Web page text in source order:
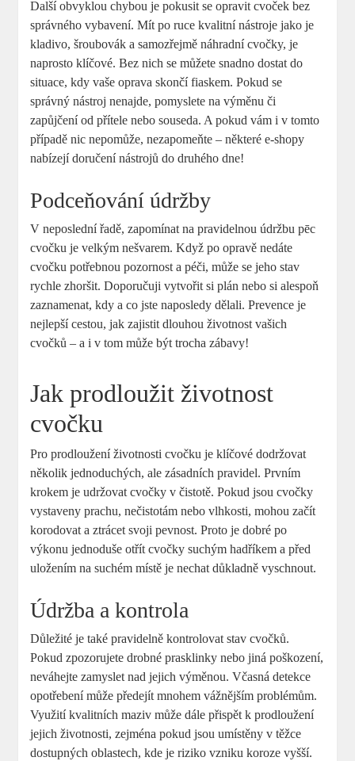
Další obvyklou chybou je pokusit se opravit cvoček bez
správného vybavení. Mít po ruce kvalitní nástroje jako je
kladivo, šroubovák a samozřejmě náhradní cvočky, je
naprosto klíčové. Bez nich se můžete snadno dostat do
situace, kdy vaše oprava skončí fiaskem. Pokud se
správný nástroj nenajde, pomyslete na výměnu či
zapůjčení od přítele nebo souseda. A pokud vám i v tomto
případě nic nepomůže, nezapomeňte – některé e-shopy
nabízejí doručení nástrojů do druhého dne!
Podceňování údržby
V neposlední řadě, zapomínat na pravidelnou údržbu pēc
cvočku je velkým nešvarem. Když po opravě nedáte
cvočku potřebnou pozornost a péči, může se jeho stav
rychle zhoršit. Doporučuji vytvořit si plán nebo si alespoň
zaznamenat, kdy a co jste naposledy dělali. Prevence je
nejlepší cestou, jak zajistit dlouhou životnost vašich
cvočků – a i v tom může být trocha zábavy!
Jak prodloužit životnost
cvočku
Pro prodloužení životnosti cvočku je klíčové dodržovat
několik jednoduchých, ale zásadních pravidel. Prvním
krokem je udržovat cvočky v čistotě. Pokud jsou cvočky
vystaveny prachu, nečistotám nebo vlhkosti, mohou začít
korodovat a ztrácet svoji pevnost. Proto je dobré po
výkonu jednoduše otřít cvočky suchým hadříkem a před
uložením na suchém místě je nechat důkladně vyschnout.
Údržba a kontrola
Důležité je také pravidelně kontrolovat stav cvočků.
Pokud zpozorujete drobné prasklinky nebo jiná poškození,
neváhejte zamyslet nad jejich výměnou. Včasná detekce
opotřebení může předejít mnohem vážnějším problémům.
Využití kvalitních maziv může dále přispět k prodloužení
jejich životnosti, zejména pokud jsou umístěny v těžce
dostupných oblastech, kde je riziko vzniku koroze vyšší.